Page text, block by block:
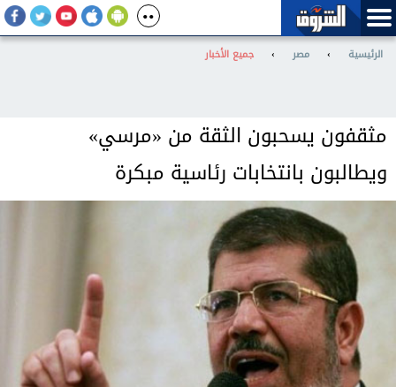
الرئيسية › مصر › جميع الأخبار
مثقفون يسحبون الثقة من «مرسي»
ويطالبون بانتخابات رئاسية مبكرة